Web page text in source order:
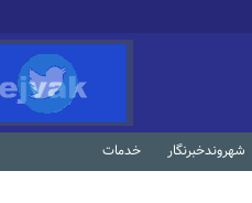
شهروندخبرنگار خدمات